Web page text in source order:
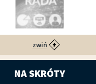
zwiń
NA SKRÓTY